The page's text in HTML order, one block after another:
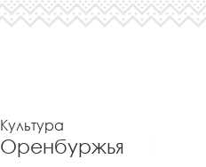
Культура
Оренбуржья